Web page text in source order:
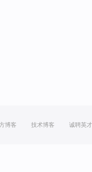
博客 技术博客 诚聘英才